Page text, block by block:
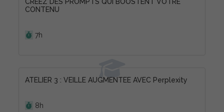
CONTENU
7h
ATELIER 3 : VEILLE AUGMENTEE AVEC Perplexity
8h